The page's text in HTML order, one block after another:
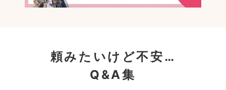
頼みたいけど不安…
Q&A集